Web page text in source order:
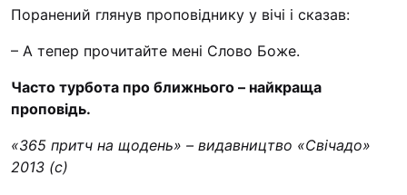
Підтримати сім’ю
Юричко
Законодавство
Поранений глянув проповіднику у вічі і сказав:
– А тепер прочитайте мені Слово Боже.
Часто турбота про ближнього – найкраща
проповідь.
«365 притч на щодень» – видавництво «Свічадо»
2013 (с)